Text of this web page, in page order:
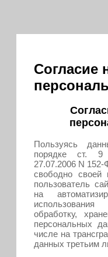
Согласие
Пользуясь
порядке ст. 9
27.07.2006 N
свободно своей
пользователь
на
обработку,
персональных
числе на
данных третьим